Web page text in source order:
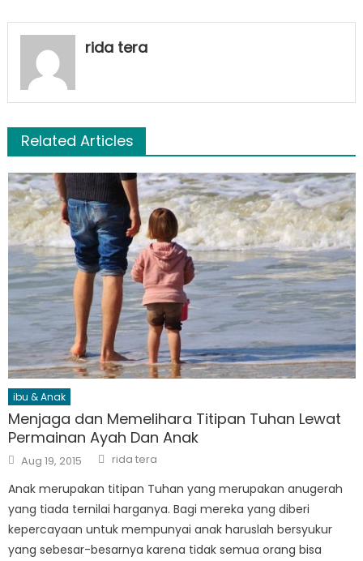
rida tera
Related Articles
ibu & Anak
Menjaga dan Memelihara Titipan Tuhan Lewat
Permainan Ayah Dan Anak
Posted
on
Aug 19, 2015 Author
rida tera
Anak merupakan titipan Tuhan yang merupakan anugerah
yang tiada ternilai harganya. Bagi mereka yang diberi
kepercayaan untuk mempunyai anak haruslah bersyukur
yang sebesar-besarnya karena tidak semua orang bisa